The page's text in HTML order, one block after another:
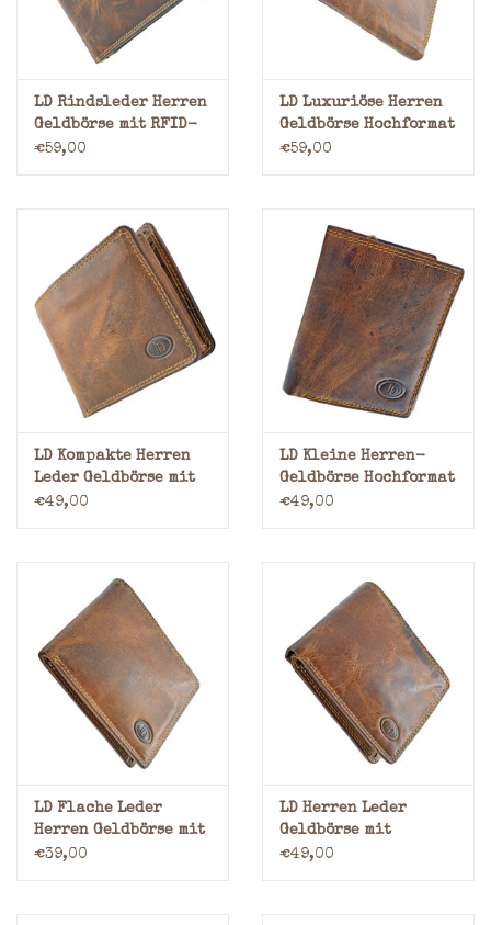
LD Rindsleder Herren
Geldbörse mit RFID-
Schutz & optionaler
€59,00
LD Luxuriöse Herren
Geldbörse Hochformat
€59,00
LD Kompakte Herren
Leder Geldbörse mit
RFID-Schutz
€49,00
LD Kleine Herren-
Geldbörse Hochformat
– Hunterleder
€49,00
LD Flache Leder
Herren Geldbörse mit
RFID
€39,00
LD Herren Leder
Geldbörse mit
Geheimfach & RFID-
€49,00